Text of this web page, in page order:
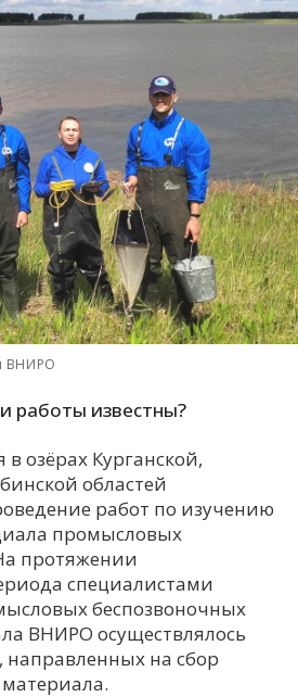
Р
С
Т
Х
Ч
ВНИРО
работы известны?
озёрах Курганской,
областей
работ по изучению
промысловых
протяжении
специалистами
беспозвоночных
ВНИРО осуществлялось
направленных на сбор